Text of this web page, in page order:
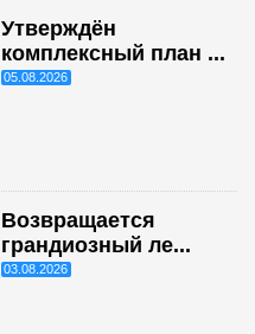
Утверждён
комплексный план ...
05.08.2026
Возвращается
грандиозный ле...
03.08.2026